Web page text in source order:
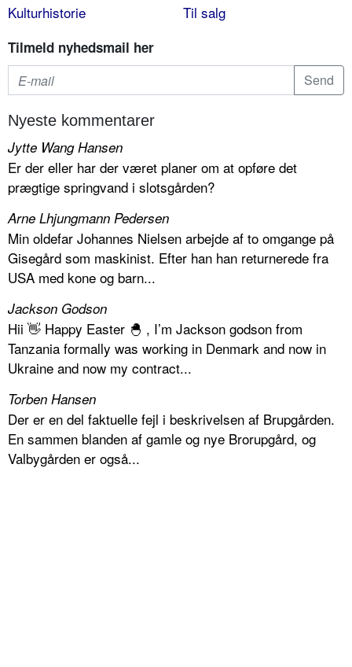
Kulturhistorie
Til salg
Tilmeld nyhedsmail her
Nyeste kommentarer
Jytte Wang Hansen
Er der eller har der været planer om at opføre det
prægtige springvand i slotsgården?
Arne Lhjungmann Pedersen
Min oldefar Johannes Nielsen arbejde af to omgange på
Gisegård som maskinist. Efter han han returnerede fra
USA med kone og barn...
Jackson Godson
Hii 👋 Happy Easter 🐣 , I’m Jackson godson from
Tanzania formally was working in Denmark and now in
Ukraine and now my contract...
Torben Hansen
Der er en del faktuelle fejl i beskrivelsen af Brupgården.
En sammen blanden af gamle og nye Brorupgård, og
Valbygården er også...